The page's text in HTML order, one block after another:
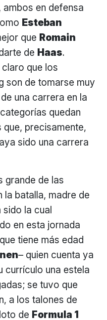
en defensa
Esteban
que Romain
de Haas.
que los
son de tomarse muy
una carrera en la
quedan
precisamente,
sido una carrera
grande de las
batalla, madre de
sido la cual
en esta jornada
tiene más edad
– quien cuenta ya
currículo una estela
se tuvo que
a los talones de
de Formula 1